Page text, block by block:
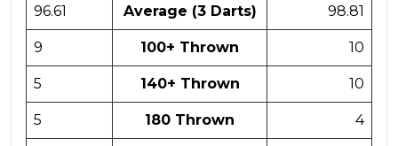
96.61 Average (3 Darts) 98.81
9 100+ Thrown 10
5 140+ Thrown 10
5 180 Thrown 4